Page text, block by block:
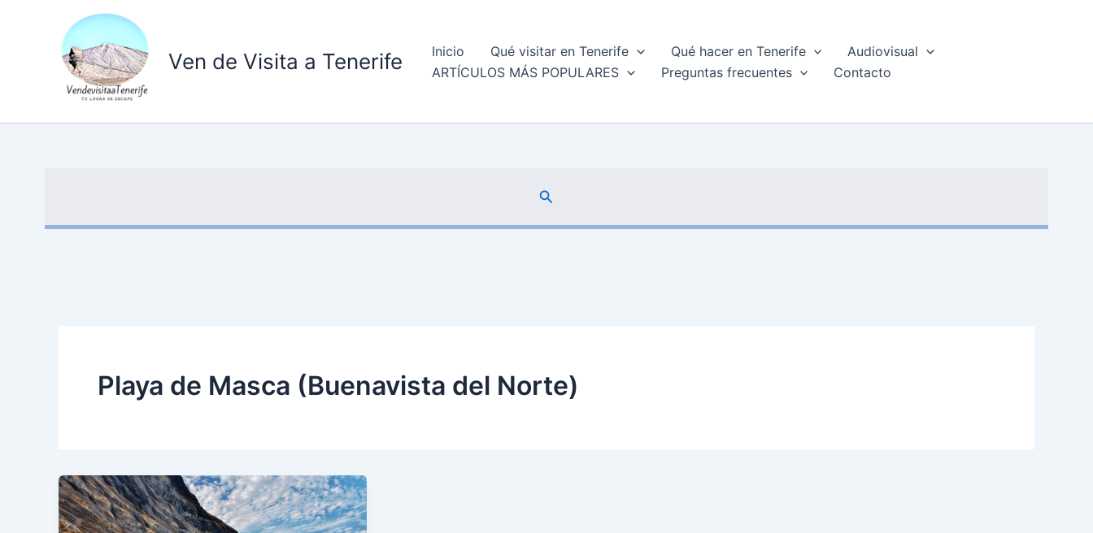
Ven de Visita a Tenerife Inicio Qué visitar en Tenerife Qué hacer en Tenerife
Audiovisual
ARTÍCULOS MÁS POPULARES
Preguntas frecuentes Contacto
Buscar
Playa de Masca (Buenavista del Norte)